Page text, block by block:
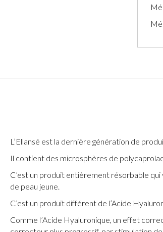
L’Ellansé est la dernière génération de
Il contient des microsphères de
C’est un produit entièrement résorbable
de peau jeune.
C’est un produit différent de l’Acide
Comme l’Acide Hyaluronique, un effet